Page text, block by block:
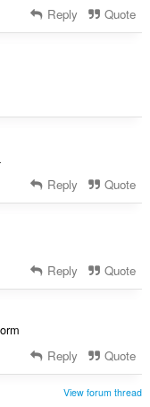
Reply Quote
Reply Quote
Reply Quote
Reply Quote
View forum thread